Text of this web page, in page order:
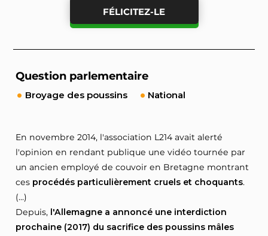
FÉLICITEZ-LE
Question parlementaire
Broyage des poussins National
En novembre 2014, l'association L214 avait alerté
l'opinion en rendant publique une vidéo tournée par
un ancien employé de couvoir en Bretagne montrant
ces procédés particulièrement cruels et choquants.
(...)
Depuis, l'Allemagne a annoncé une interdiction
prochaine (2017) du sacrifice des poussins mâles